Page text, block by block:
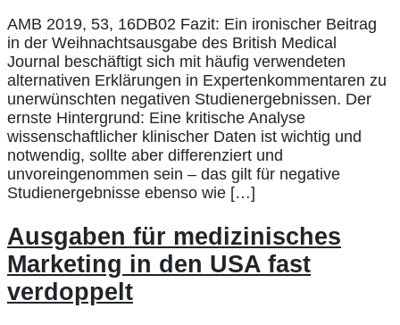
AMB 2019, 53, 16DB02 Fazit: Ein ironischer Beitrag
in der Weihnachtsausgabe des British Medical
Journal beschäftigt sich mit häufig verwendeten
alternativen Erklärungen in Expertenkommentaren zu
unerwünschten negativen Studienergebnissen. Der
ernste Hintergrund: Eine kritische Analyse
wissenschaftlicher klinischer Daten ist wichtig und
notwendig, sollte aber differenziert und
unvoreingenommen sein – das gilt für negative
Studienergebnisse ebenso wie […]
Ausgaben für medizinisches
Marketing in den USA fast
verdoppelt